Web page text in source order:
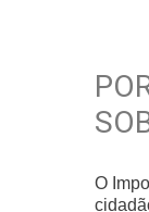
O